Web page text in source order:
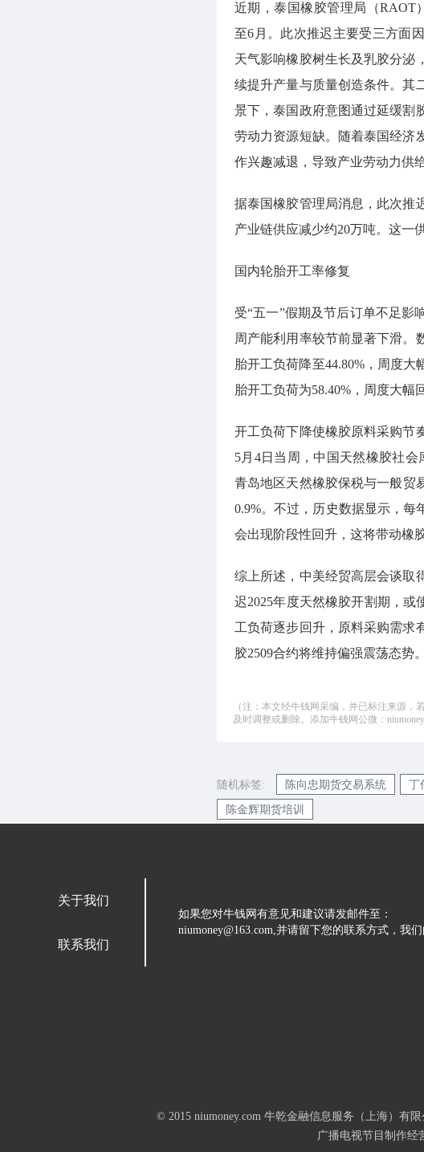
近期，泰国橡胶管理局（RAOT
至6月。此次推迟主要受三方面
天气影响橡胶树生长及乳胶分泌
续提升产量与质量创造条件。其
景下，泰国政府意图通过延缓割
劳动力资源短缺。随着泰国经济
作兴趣减退，导致产业劳动力供
据泰国橡胶管理局消息，此次推
产业链供应减少约20万吨。这一
国内轮胎开工率修复
受“五一”假期及节后订单不足影
周产能利用率较节前显著下滑。
胎开工负荷降至44.80%，周度
胎开工负荷为58.40%，周度大幅
开工负荷下降使橡胶原料采购节
5月4日当周，中国天然橡胶社会
青岛地区天然橡胶保税与一般贸
0.9%。不过，历史数据显示，每
会出现阶段性回升，这将带动橡
综上所述，中美经贸高层会谈取
迟2025年度天然橡胶开割期，或
工负荷逐步回升，原料采购需求
胶2509合约将维持偏强震荡态势
（注：本文经牛钱网采编，并已标注来源
及时调整或删除。添加牛钱网公微：
随机标签: 陈向忠期货交易系统 丁
陈金辉期货培训
关于我们
联系我们
如果您对牛钱网有意见和建议请发邮件至：
niumoney@163.com,并请留下您的联系方式，我
© 2015 niumoney.com 牛乾金融信息服务（上海）
广播电视节目制作经